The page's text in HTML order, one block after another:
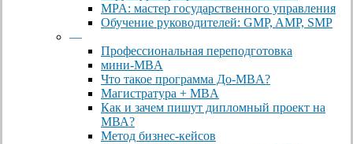
MPA: мастер государственного управления
Обучение руководителей: GMP, AMP, SMP
—
Профессиональная переподготовка
мини-MBA
Что такое программа До-MBA?
Магистратура + MBA
Как и зачем пишут дипломный проект на
МВА?
Метод бизнес-кейсов